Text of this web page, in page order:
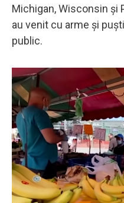
Michigan, Wisconsin şi
au venit cu arme şi
public.